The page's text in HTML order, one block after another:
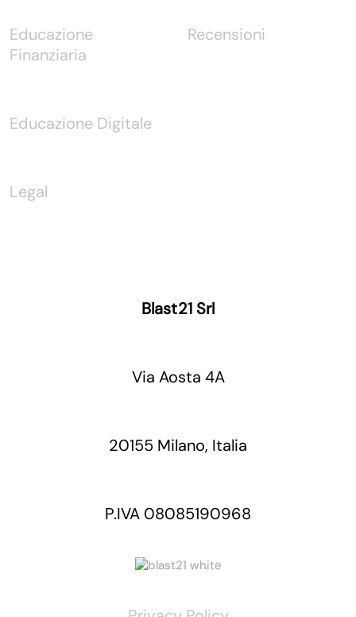
Educazione
Finanziaria
Educazione Digitale
Legal
Recensioni
Blast21 Srl
Via Aosta 4A
20155 Milano, Italia
P.IVA 08085190968